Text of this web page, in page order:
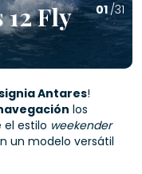
Fly 01 /31
Antares!
los
estilo weekender
un modelo versátil